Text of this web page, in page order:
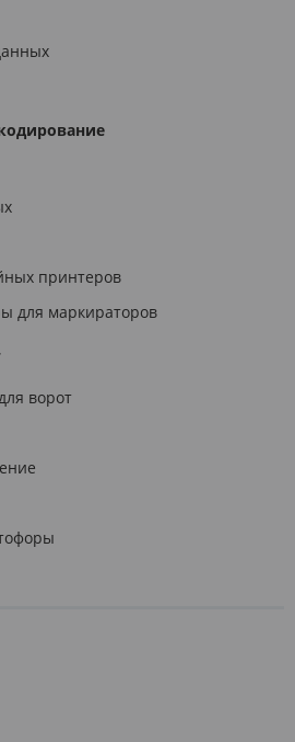
принтеров
для маркираторов
ворот